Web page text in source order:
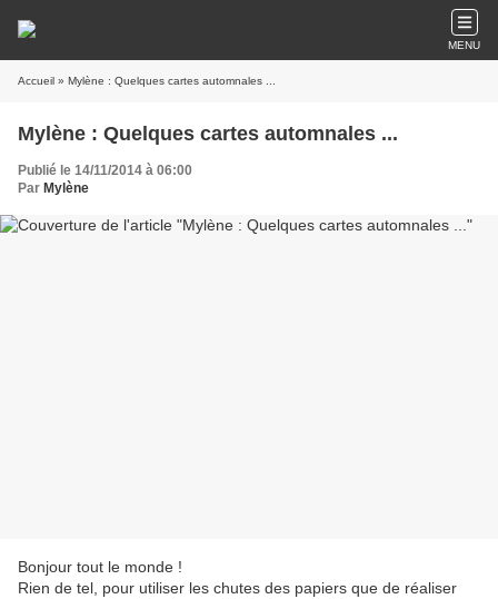
MENU
Accueil » Mylène : Quelques cartes automnales ...
Mylène : Quelques cartes automnales ...
Publié le 14/11/2014 à 06:00
Par Mylène
Bonjour tout le monde !
Rien de tel, pour utiliser les chutes des papiers que de réaliser